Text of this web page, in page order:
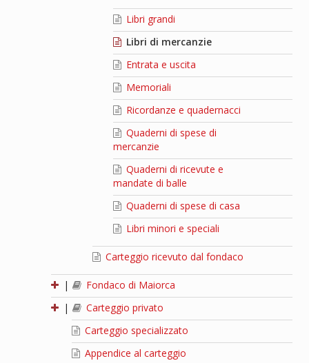
Libri grandi
Libri di mercanzie
Entrata e uscita
Memoriali
Ricordanze e quadernacci
Quaderni di spese di
mercanzie
Quaderni di ricevute e
mandate di balle
Quaderni di spese di casa
Libri minori e speciali
Carteggio ricevuto dal fondaco
|
Fondaco di Maiorca
|
Carteggio privato
Carteggio specializzato
Appendice al carteggio